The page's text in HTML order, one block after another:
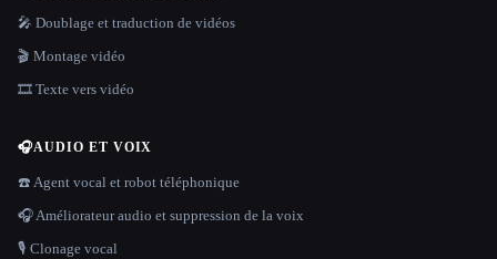
🎤 Doublage et traduction de vidéos
🎬 Montage vidéo
🎞️ Texte vers vidéo
🎧AUDIO ET VOIX
☎️ Agent vocal et robot téléphonique
🎧 Améliorateur audio et suppression de la voix
🎙️ Clonage vocal